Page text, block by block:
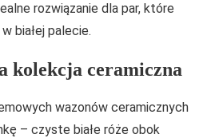
rozwiązanie dla par, które
białej palecie.
kolekcja ceramiczna
wazonów ceramicznych
– czyste białe róże obok